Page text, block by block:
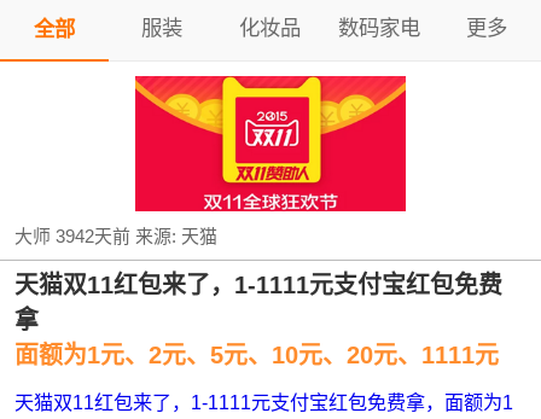
全部 服装 化妆品 数码家电 更多
大师 3942天前来源: 天猫
天猫双11红包来了，1-1111元支付宝红包免费
拿
面额为1元、2元、5元、10元、20元、1111元
天猫双11红包来了，1-1111元支付宝红包免费拿，面额为1